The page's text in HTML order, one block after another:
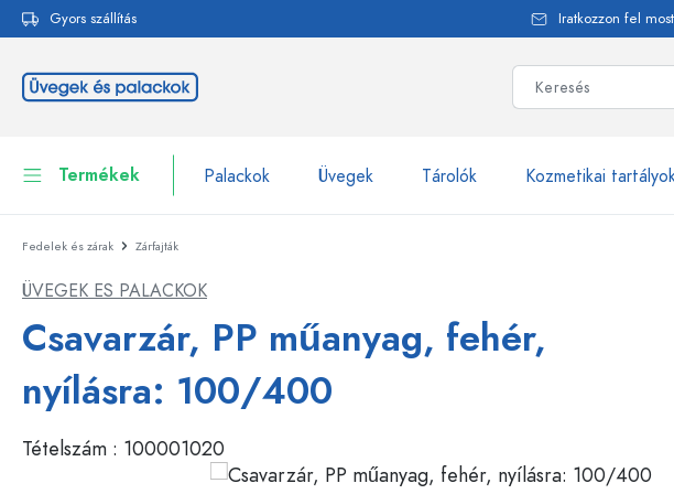
Ugrás a fő navigációhoz
Gyors szállítás Iratkozzon fel
Termékek Palackok Üvegek Tárolók Kozmetikai
Palackok
Tárolók
Edények
Kozmetikai tartályok
Palackok márka szerint
WECK-palackok
Csatos üvegpalackok
Szórópalackok
Fedelek és zárak Zárfajták
ÜVEGEK ES PALACKOK
Csavarzár, PP műanyag, fehér,
nyílásra: 100/400
Tételszám : 100001020